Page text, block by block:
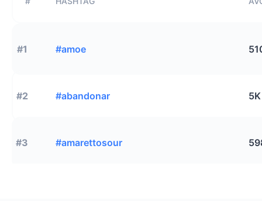
#1 #amoe
#2 #abandonar 5K
#3 #amarettosour